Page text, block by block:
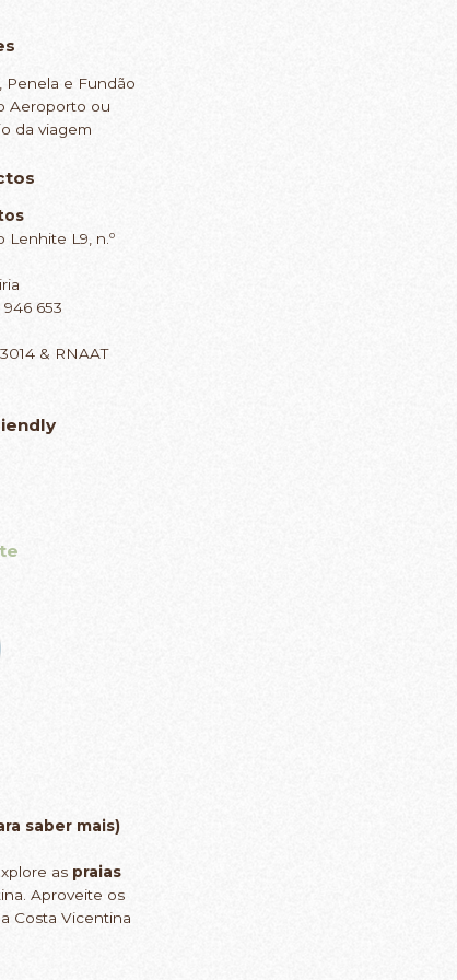
Penela e Fundão
Aeroporto ou
da viagem
Lenhite L9, n.º
946 653
& RNAAT
saber mais)
as praias
Aproveite os
Costa Vicentina